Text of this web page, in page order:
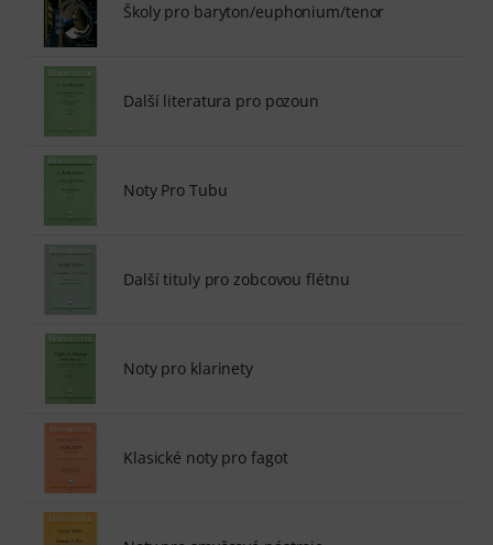
Školy pro baryton/euphonium/tenor
Další literatura pro pozoun
Noty Pro Tubu
Další tituly pro zobcovou flétnu
Noty pro klarinety
Klasické noty pro fagot